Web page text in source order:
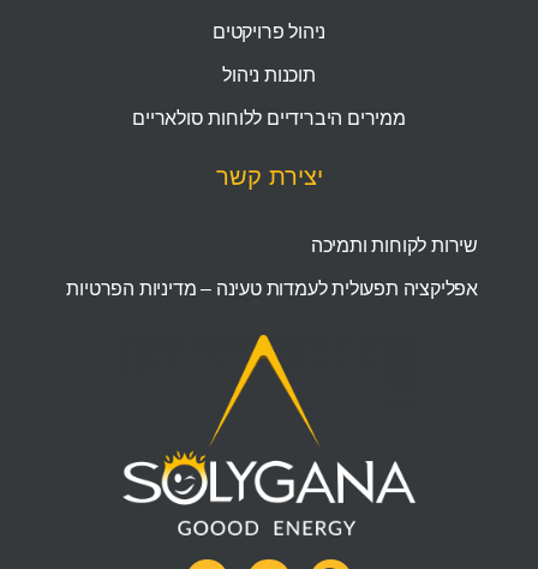
ניהול פרויקטים
תוכנות ניהול
ממירים היברידיים ללוחות סולאריים
יצירת קשר
שירות לקוחות ותמיכה
אפליקציה תפעולית לעמדות טעינה – מדיניות הפרטיות